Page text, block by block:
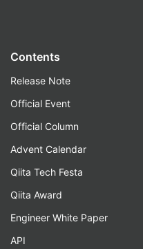
Contents
Release Note
Official Event
Official Column
Advent Calendar
Qiita Tech Festa
Qiita Award
Engineer White Paper
API